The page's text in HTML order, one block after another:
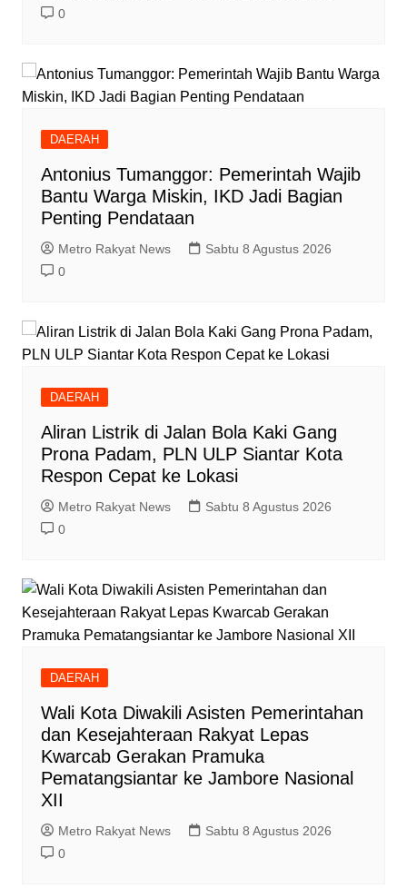
0
DAERAH
Antonius Tumanggor: Pemerintah Wajib
Bantu Warga Miskin, IKD Jadi Bagian
Penting Pendataan
Metro Rakyat News
Sabtu 8 Agustus 2026
0
DAERAH
Aliran Listrik di Jalan Bola Kaki Gang
Prona Padam, PLN ULP Siantar Kota
Respon Cepat ke Lokasi
Metro Rakyat News
Sabtu 8 Agustus 2026
0
DAERAH
Wali Kota Diwakili Asisten Pemerintahan
dan Kesejahteraan Rakyat Lepas
Kwarcab Gerakan Pramuka
Pematangsiantar ke Jambore Nasional
XII
Metro Rakyat News
Sabtu 8 Agustus 2026
0